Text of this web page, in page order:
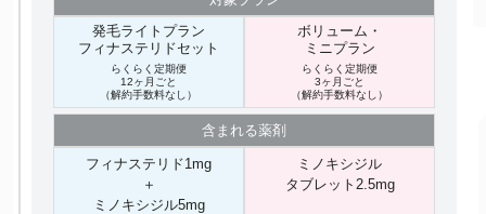
発毛ライトプラン
フィナステリドセット
らくらく定期便
12ヶ月ごと
（解約手数料なし）
ボリューム・
ミニプラン
らくらく定期便
3ヶ月ごと
（解約手数料なし）
含まれる薬剤
フィナステリド1mg
＋
ミノキシジル5mg
ミノキシジル
タブレット2.5mg